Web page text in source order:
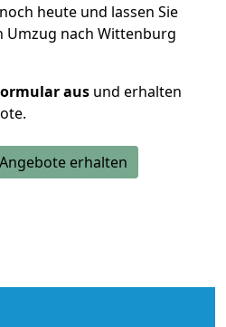
heute und lassen Sie
Umzug nach Wittenburg
aus und erhalten
erhalten